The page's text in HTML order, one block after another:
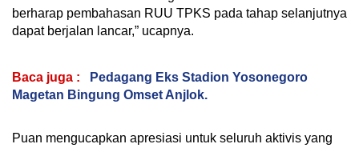
berharap pembahasan RUU TPKS pada tahap selanjutnya
dapat berjalan lancar,” ucapnya.
Baca juga :
Pedagang Eks Stadion Yosonegoro
Magetan Bingung Omset Anjlok.
Puan mengucapkan apresiasi untuk seluruh aktivis yang